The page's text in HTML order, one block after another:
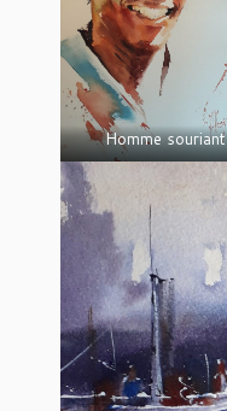
Homme souriant